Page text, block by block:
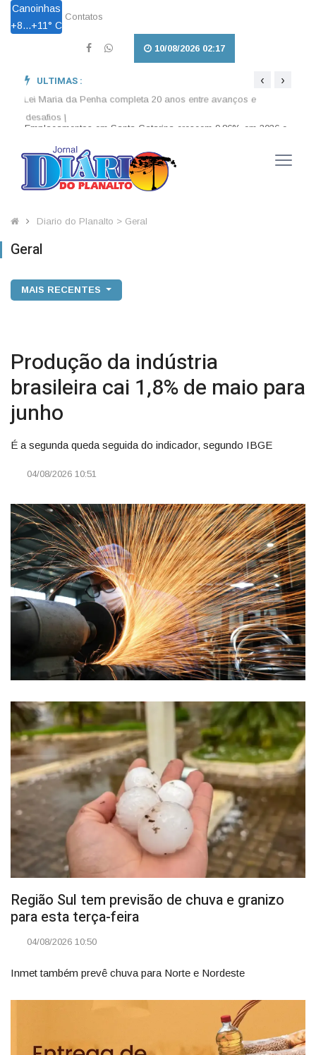
Canoinhas
+8...+11° C
Contatos
10/08/2026 02:17
ULTIMAS :
Lei Maria da Penha completa 20 anos entre avanços e
desafios |
‹ ›
Diario do Planalto > Geral
Geral
MAIS RECENTES
Produção da indústria
brasileira cai 1,8% de maio para
junho
É a segunda queda seguida do indicador, segundo IBGE
04/08/2026 10:51
Região Sul tem previsão de chuva e granizo
para esta terça-feira
04/08/2026 10:50
Inmet também prevê chuva para Norte e Nordeste